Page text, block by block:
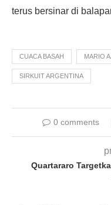
terus bersinar di
CUACA BASAH MARIO
SIRKUIT ARGENTINA
0 comments
Quartararo